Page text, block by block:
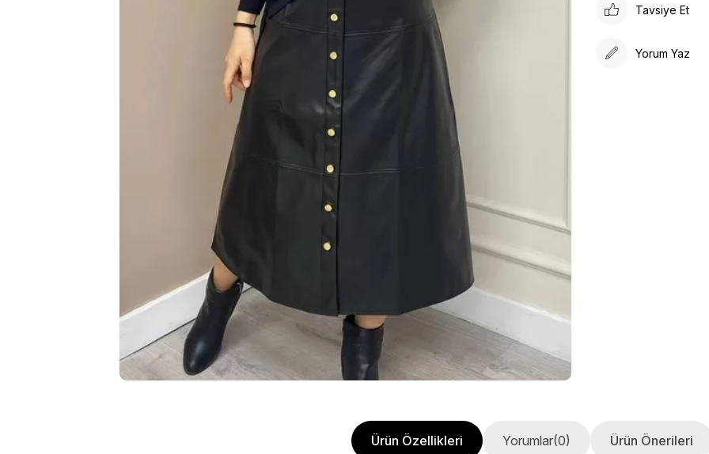
Tavsiye Et
Yorum Yaz
Ürün Özellikleri Yorumlar(0) Ürün Önerileri